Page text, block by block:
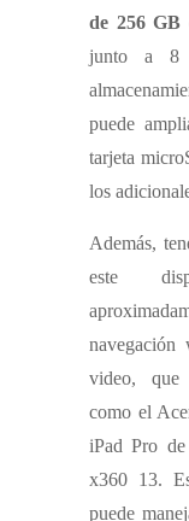
de 256 GB
junto a 8
puede
tarjeta
los
Además,
este
navegación
video, que
como el
iPad Pro
x360 13.
puede